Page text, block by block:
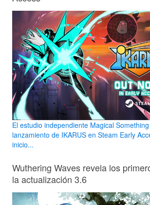
El estudio independiente Magical
lanzamiento de IKARUS en Steam Early
inicio...
Wuthering Waves revela los
la actualización 3.6